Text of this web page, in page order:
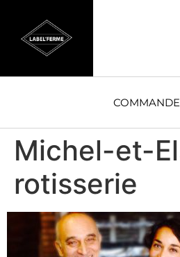
Michel-et-
rotisserie